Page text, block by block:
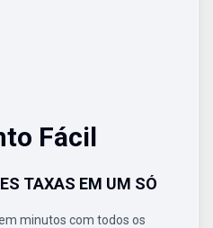
Fácil
TAXAS EM UM SÓ
minutos com todos os